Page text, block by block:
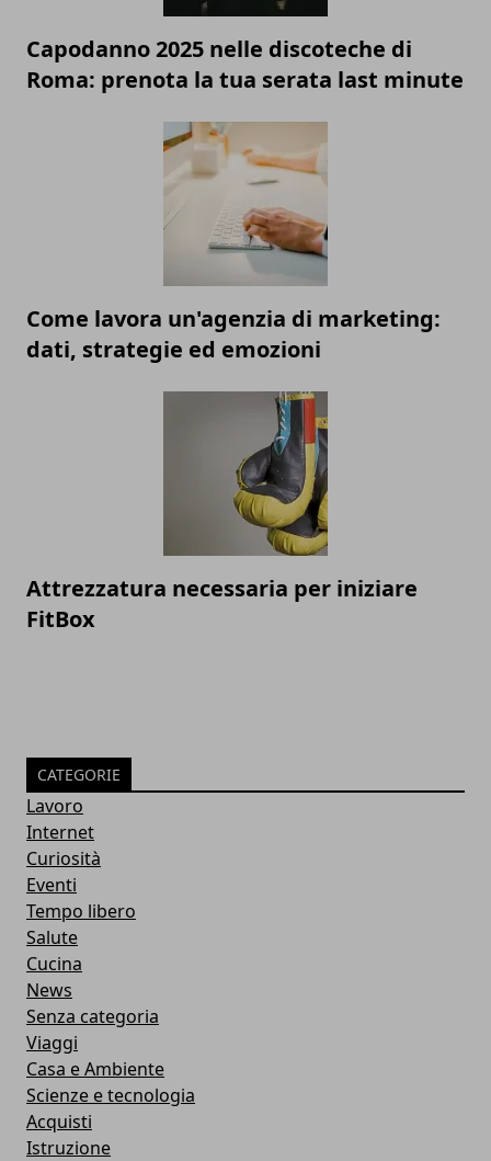
Capodanno 2025 nelle discoteche di
Roma: prenota la tua serata last minute
Come lavora un'agenzia di marketing:
dati, strategie ed emozioni
Attrezzatura necessaria per iniziare
FitBox
CATEGORIE
Lavoro
Internet
Curiosità
Eventi
Tempo libero
Salute
Cucina
News
Senza categoria
Viaggi
Casa e Ambiente
Scienze e tecnologia
Acquisti
Istruzione